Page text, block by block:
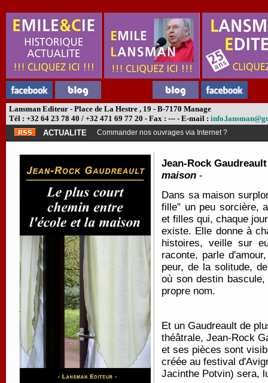
Lansman Editeur - Place de La Hestre , 19 - B-7170 Manage
Tél : +32 64 23 78 40 / +32 471 69 77 20 - Fax : --- - E-mail :
ACTUALITE
Commander nos ouvrages via Internet ?
Jean-Rock
maison -
Dans sa maison
fille" un peu sorcière,
et filles qui, chaque
existe. Elle donne à
histoires, veille sur
raconte, parle
peur, de la solitude,
où son destin
propre nom.
Et un Gaudreault de
théâtrale, Jean-Rock
et ses pièces sont
créée au festival
Jacinthe Potvin) sera,